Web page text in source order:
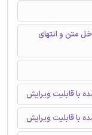
متن و انتهای